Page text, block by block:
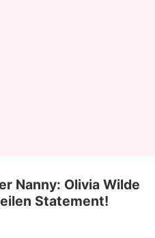
Nanny: Olivia Wilde
Statement!